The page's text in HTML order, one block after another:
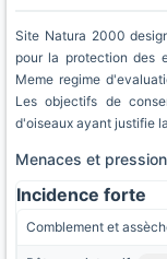
Site Natura 2000
pour la protection des
Meme regime
Les objectifs de
d'oiseaux ayant justifie
Menaces et
Incidence forte
Comblement et